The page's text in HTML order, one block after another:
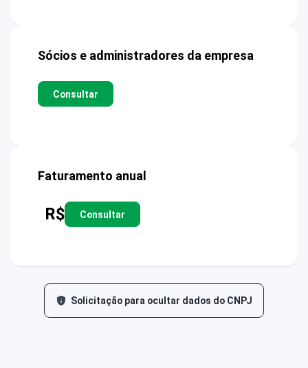
Sócios e administradores da empresa
Consultar
Faturamento anual
R$ Consultar
Solicitação para ocultar dados do CNPJ